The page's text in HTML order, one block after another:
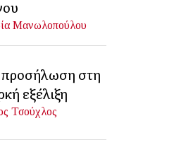
Μανωλοπούλου
στη
εξέλιξη
Τσούχλος